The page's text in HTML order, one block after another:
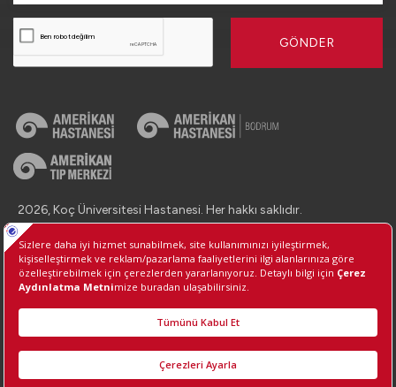
GÖNDER
2026, Koç Üniversitesi Hastanesi. Her hakkı saklıdır.
İletişim : +90 (850) 250 8 250
Kişisel Verilerin Korunması
Bilgi Toplumu Hizmetleri
Çerez Tercihlerini Yönetin